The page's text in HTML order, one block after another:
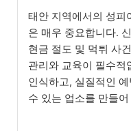
태안 지역에서의 성피
은 매우 중요합니다.
현금 절도 및 먹튀 사
관리와 교육이 필수적
인식하고, 실질적인
수 있는 업소를 만들